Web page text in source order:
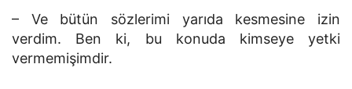
– Ve bütün sözlerimi yarıda kesmesine izin
verdim. Ben ki, bu konuda kimseye yetki
vermemişimdir.